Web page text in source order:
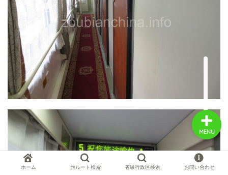
ホーム 旅ルート検索 省級行政区検索 お問い合わせ
MENU
中国の世界遺産
中国旅行の情報案内
中国麺ランキング